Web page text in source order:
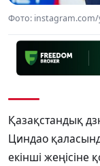
Фото: instagram.com/
Қазақстандық
Циндао
екінші жеңісіне